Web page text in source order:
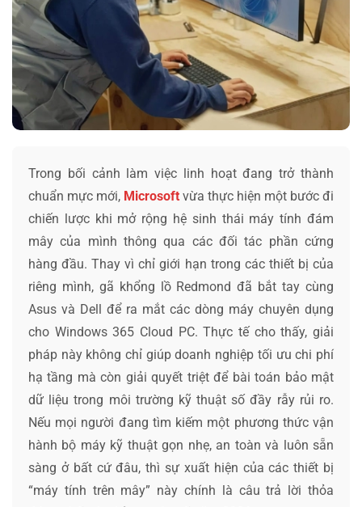
Trong bối cảnh làm việc linh hoạt đang trở thành
chuẩn mực mới, Microsoft vừa thực hiện một bước đi
chiến lược khi mở rộng hệ sinh thái máy tính đám
mây của mình thông qua các đối tác phần cứng
hàng đầu. Thay vì chỉ giới hạn trong các thiết bị của
riêng mình, gã khổng lồ Redmond đã bắt tay cùng
Asus và Dell để ra mắt các dòng máy chuyên dụng
cho Windows 365 Cloud PC. Thực tế cho thấy, giải
pháp này không chỉ giúp doanh nghiệp tối ưu chi phí
hạ tầng mà còn giải quyết triệt để bài toán bảo mật
dữ liệu trong môi trường kỹ thuật số đầy rẫy rủi ro.
Nếu mọi người đang tìm kiếm một phương thức vận
hành bộ máy kỹ thuật gọn nhẹ, an toàn và luôn sẵn
sàng ở bất cứ đâu, thì sự xuất hiện của các thiết bị
“máy tính trên mây” này chính là câu trả lời thỏa